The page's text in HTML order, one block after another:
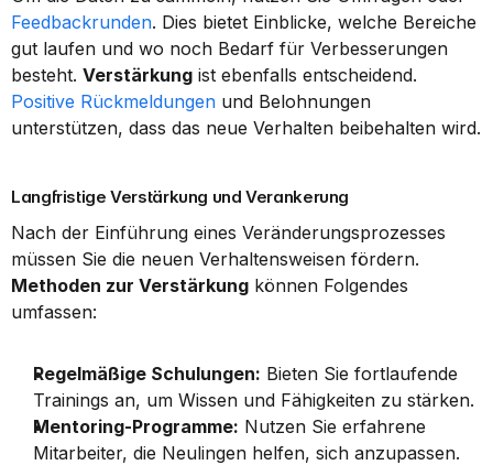
Feedbackrunden. Dies bietet Einblicke, welche Bereiche
gut laufen und wo noch Bedarf für Verbesserungen
besteht. Verstärkung
Positive Rückmeldungen und Belohnungen
unterstützen, dass das neue Verhalten beibehalten wird.
Langfristige Verstärkung und Verankerung
Nach der Einführung eines Veränderungsprozesses
Methoden zur Verstärkung können Folgendes
umfassen:
Regelmäßige Schulungen: Bieten Sie fortlaufende
Trainings an, um Wissen und Fähigkeiten zu stärken.
Mentoring-Programme: Nutzen Sie erfahrene
Mitarbeiter, die Neulingen helfen, sich anzupassen.